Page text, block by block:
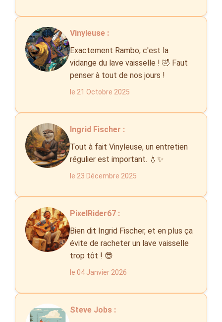
Vinyleuse :
Exactement Rambo, c'est la
vidange du lave vaisselle ! 🤣 Faut
penser à tout de nos jours !
le 21 Octobre 2025
Ingrid Fischer :
Tout à fait Vinyleuse, un entretien
régulier est important. 💧✨
le 23 Décembre 2025
PixelRider67 :
Bien dit Ingrid Fischer, et en plus ça
évite de racheter un lave vaisselle
trop tôt ! 😎
le 04 Janvier 2026
Steve Jobs :